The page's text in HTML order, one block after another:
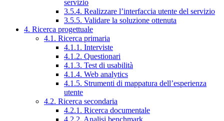
servizio
3.5.4. Realizzare l’interfaccia utente del servizio
3.5.5. Validare la soluzione ottenuta
4. Ricerca progettuale
4.1. Ricerca primaria
4.1.1. Interviste
4.1.2. Questionari
4.1.3. Test di usabilità
4.1.4. Web analytics
4.1.5. Strumenti di mappatura dell’esperienza
utente
4.2. Ricerca secondaria
4.2.1. Ricerca documentale
4.2.2. Analisi benchmark